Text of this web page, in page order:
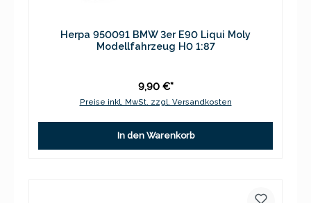
Herpa 950091 BMW 3er E90 Liqui Moly
Modellfahrzeug H0 1:87
9,90 €*
Preise inkl. MwSt. zzgl. Versandkosten
In den Warenkorb